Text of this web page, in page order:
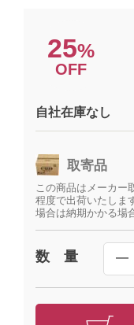
25%
OFF
自社在庫なし
取寄品
この商品はメーカー
程度で出荷いたしま
場合は納期かかる場
数 量 ━